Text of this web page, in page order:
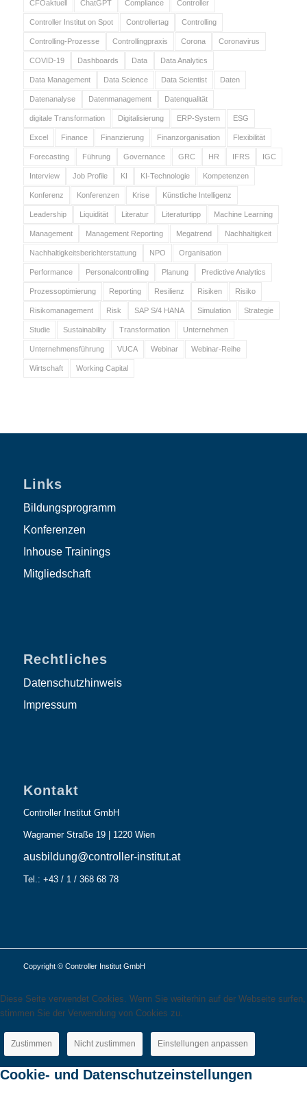
CFOaktuell ChatGPT Compliance Controller
Controller Institut on Spot Controllertag Controlling
Controlling-Prozesse Controllingpraxis Corona Coronavirus
COVID-19 Dashboards Data Data Analytics
Data Management Data Science Data Scientist Daten
Datenanalyse Datenmanagement Datenqualität
digitale Transformation Digitalisierung ERP-System ESG
Excel Finance Finanzierung Finanzorganisation Flexibilität
Forecasting Führung Governance GRC HR IFRS IGC
Interview Job Profile KI KI-Technologie Kompetenzen
Konferenz Konferenzen Krise Künstliche Intelligenz
Leadership Liquidität Literatur Literaturtipp Machine Learning
Management Management Reporting Megatrend Nachhaltigkeit
Nachhaltigkeitsberichterstattung NPO Organisation
Performance Personalcontrolling Planung Predictive Analytics
Prozessoptimierung Reporting Resilienz Risiken Risiko
Risikomanagement Risk SAP S/4 HANA Simulation Strategie
Studie Sustainability Transformation Unternehmen
Unternehmensführung VUCA Webinar Webinar-Reihe
Wirtschaft Working Capital
Links
Bildungsprogramm
Konferenzen
Inhouse Trainings
Mitgliedschaft
Rechtliches
Datenschutzhinweis
Impressum
Kontakt
Controller Institut GmbH
Wagramer Straße 19 | 1220 Wien
ausbildung@controller-institut.at
Tel.: +43 / 1 / 368 68 78
Copyright © Controller Institut GmbH
Diese Seite verwendet Cookies. Wenn Sie weiterhin auf der Webseite surfen,
stimmen Sie der Verwendung von Cookies zu.
Zustimmen Nicht zustimmen Einstellungen anpassen
Cookie- und Datenschutzeinstellungen